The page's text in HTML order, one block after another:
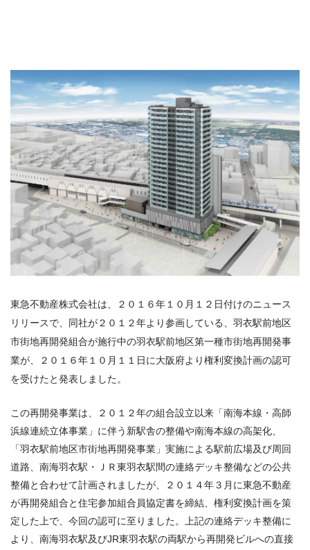
東急不動産株式会社は、２０１６年１０月１２日付けのニュース
リリースで、同社が２０１２年より参画している、羽衣駅前地区
市街地再開発組合が施行中の羽衣駅前地区第一種市街地再開発事
業が、２０１６年１０月１１日に大阪府より権利変換計画の認可
を受けた と発表しました。
この再開発事業は、２０１２年の組合設立以来「南海本線・高師
浜線連続立体事業」に伴う新駅舎の整備や南海本線の高架化、
「羽衣駅前地区市街地再開発事業」実施による駅前広場及び周回
道路、南海羽衣駅・ＪＲ東羽衣駅間の連絡デッキ整備などの公共
整備と合わせて計画されましたが、２０１４年３月に東急不動産
が再開発組合と住宅参加組合員協定書を締結、権利変換計画を策
定した上で、今回の認可に至りました。上記の連絡デッキ整備に
より、南海羽衣駅及びJR東羽衣駅の両駅から再開発ビルへの直接